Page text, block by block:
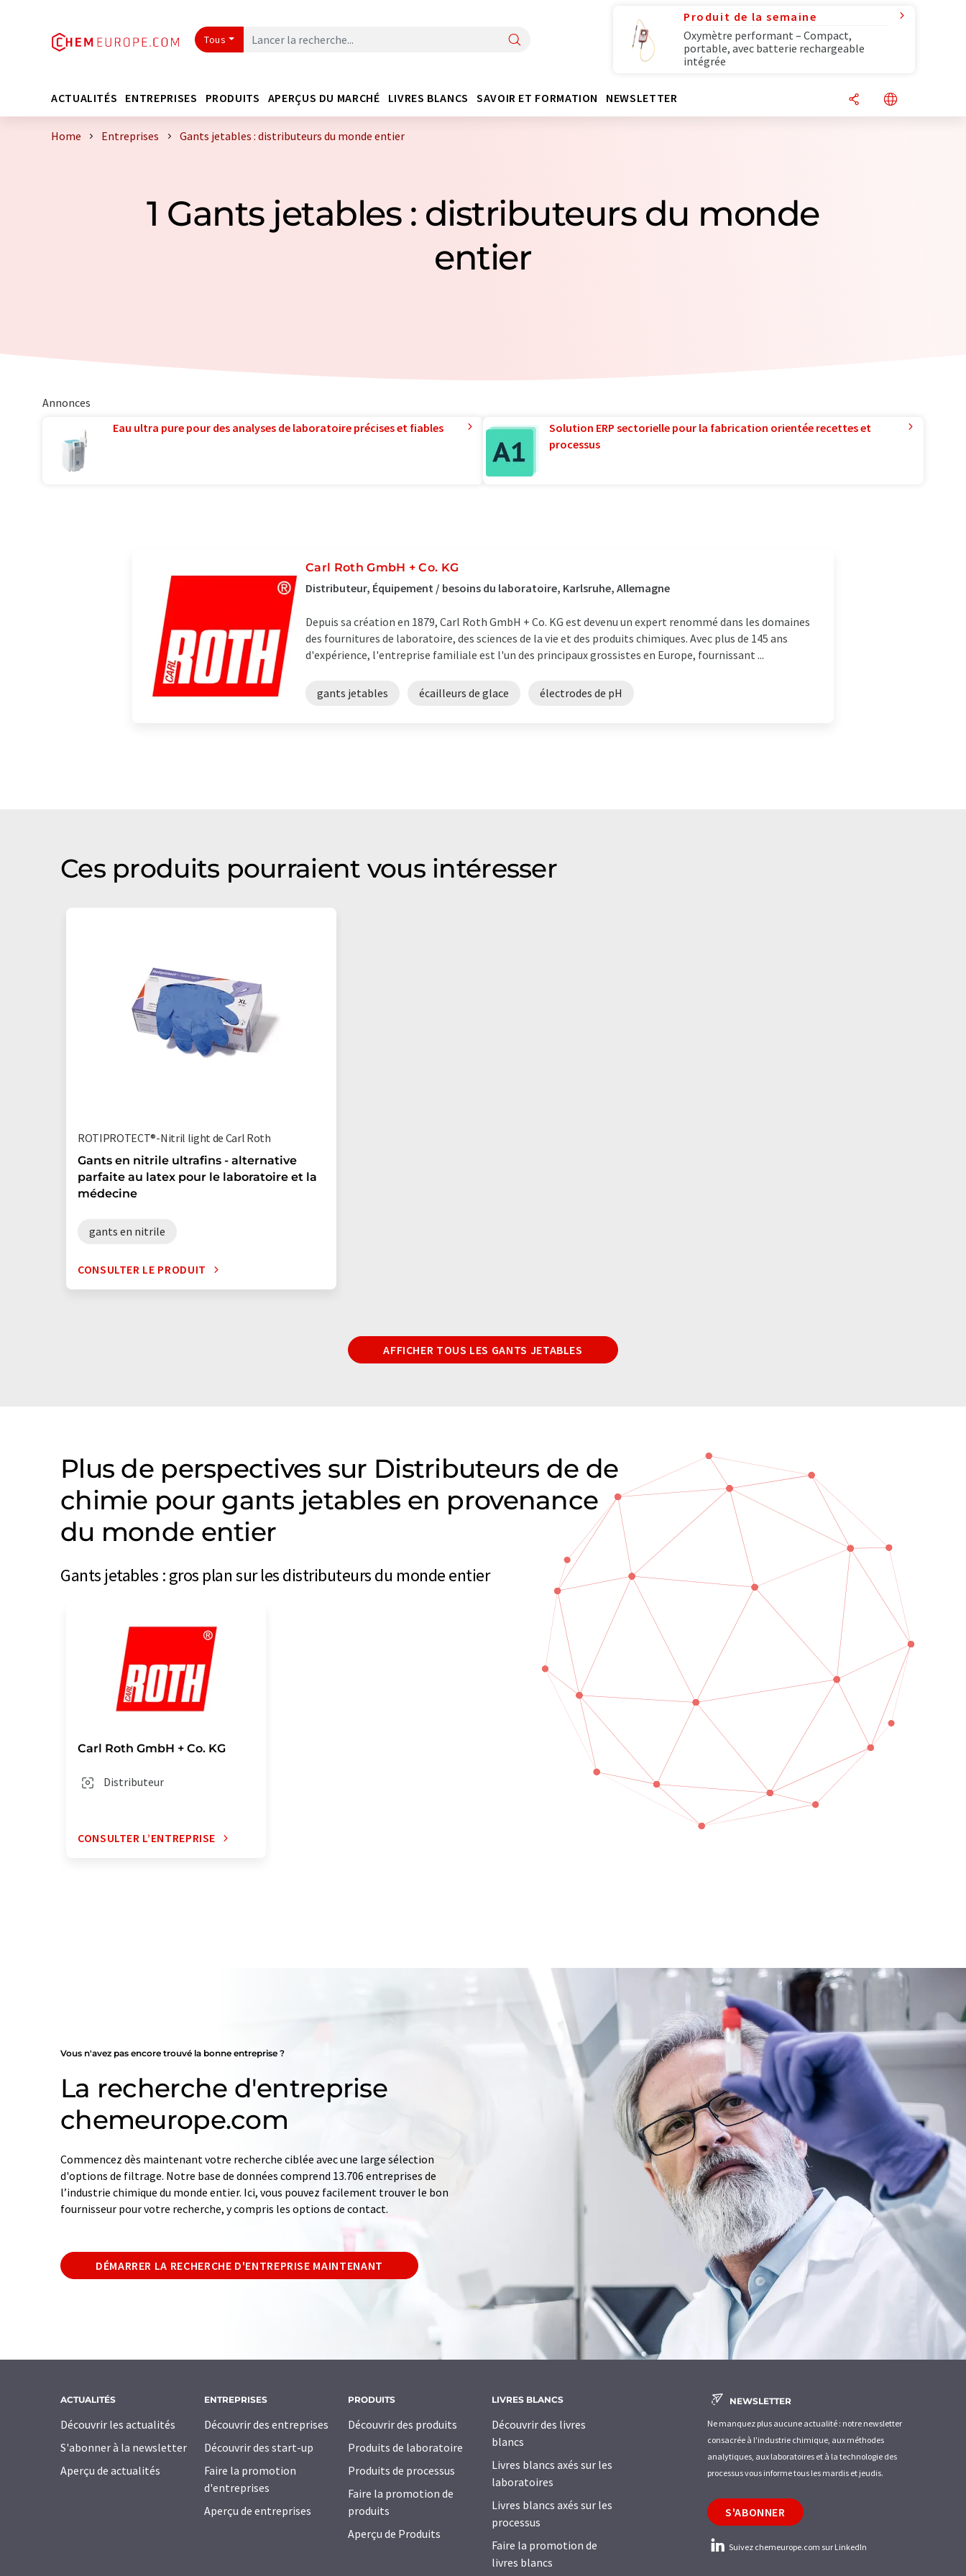
Tous
Produit de la semaine
Oxymètre performant – Compact,
portable, avec batterie rechargeable
intégrée
ACTUALITÉS ENTREPRISES PRODUITS APERÇUS DU MARCHÉ LIVRES BLANCS SAVOIR ET FORMATION NEWSLETTER
Home Entreprises Gants jetables : distributeurs du monde entier
1 Gants jetables : distributeurs du monde
entier
Annonces
Eau ultra pure pour des analyses de laboratoire précises et fiables
Solution ERP sectorielle pour la fabrication orientée recettes et
processus
Carl Roth GmbH + Co. KG
Distributeur, Équipement / besoins du laboratoire, Karlsruhe, Allemagne
Depuis sa création en 1879, Carl Roth GmbH + Co. KG est devenu un expert renommé dans les domaines
des fournitures de laboratoire, des sciences de la vie et des produits chimiques. Avec plus de 145 ans
d'expérience, l'entreprise familiale est l'un des principaux grossistes en Europe, fournissant ...
gants jetables écailleurs de glace électrodes de pH
Ces produits pourraient vous intéresser
ROTIPROTECT®-Nitril light de Carl Roth
Gants en nitrile ultrafins - alternative
parfaite au latex pour le laboratoire et la
médecine
gants en nitrile
CONSULTER LE PRODUIT
AFFICHER TOUS LES GANTS JETABLES
Plus de perspectives sur Distributeurs de de
chimie pour gants jetables en provenance
du monde entier
Gants jetables : gros plan sur les distributeurs du monde entier
Carl Roth GmbH + Co. KG
Distributeur
CONSULTER L’ENTREPRISE
Vous n'avez pas encore trouvé la bonne entreprise ?
La recherche d'entreprise
chemeurope.com
Commencez dès maintenant votre recherche ciblée avec une large sélection
d'options de filtrage. Notre base de données comprend 13.706 entreprises de
l’industrie chimique du monde entier. Ici, vous pouvez facilement trouver le bon
fournisseur pour votre recherche, y compris les options de contact.
DÉMARRER LA RECHERCHE D'ENTREPRISE MAINTENANT
ACTUALITÉS
Découvrir les actualités
S'abonner à la newsletter
Aperçu de actualités
ENTREPRISES
Découvrir des entreprises
Découvrir des start-up
Faire la promotion
d'entreprises
Aperçu de entreprises
PRODUITS
Découvrir des produits
Produits de laboratoire
Produits de processus
Faire la promotion de
produits
Aperçu de Produits
LIVRES BLANCS
Découvrir des livres
blancs
Livres blancs axés sur les
laboratoires
Livres blancs axés sur les
processus
Faire la promotion de
livres blancs
NEWSLETTER
Ne manquez plus aucune actualité : notre newsletter
consacrée à l'industrie chimique, aux méthodes
analytiques, aux laboratoires et à la technologie des
processus vous informe tous les mardis et jeudis.
S'ABONNER
Suivez chemeurope.com sur LinkedIn